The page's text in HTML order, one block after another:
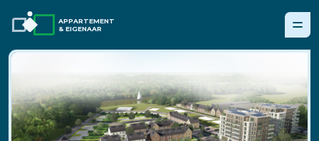
APPARTEMENT
& EIGENAAR